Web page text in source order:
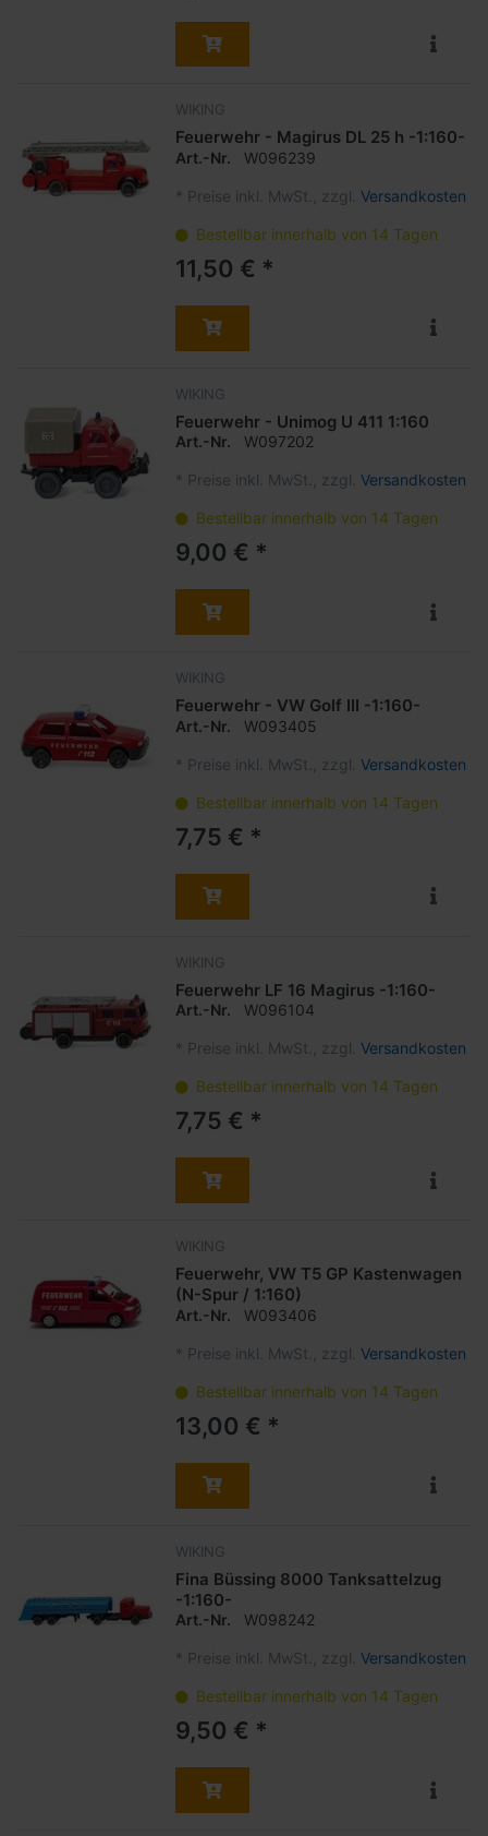
WIKING
Feuerwehr - Magirus DL 25 h -1:160-
Art.-Nr. W096239
* Preise inkl. MwSt., zzgl. Versandkosten
Bestellbar innerhalb von 14 Tagen
11,50 € *
WIKING
Feuerwehr - Unimog U 411 1:160
Art.-Nr. W097202
* Preise inkl. MwSt., zzgl. Versandkosten
Bestellbar innerhalb von 14 Tagen
9,00 € *
WIKING
Feuerwehr - VW Golf III -1:160-
Art.-Nr. W093405
* Preise inkl. MwSt., zzgl. Versandkosten
Bestellbar innerhalb von 14 Tagen
7,75 € *
WIKING
Feuerwehr LF 16 Magirus -1:160-
Art.-Nr. W096104
* Preise inkl. MwSt., zzgl. Versandkosten
Bestellbar innerhalb von 14 Tagen
7,75 € *
WIKING
Feuerwehr, VW T5 GP Kastenwagen
(N-Spur / 1:160)
Art.-Nr. W093406
* Preise inkl. MwSt., zzgl. Versandkosten
Bestellbar innerhalb von 14 Tagen
13,00 € *
WIKING
Fina Büssing 8000 Tanksattelzug
-1:160-
Art.-Nr. W098242
* Preise inkl. MwSt., zzgl. Versandkosten
Bestellbar innerhalb von 14 Tagen
9,50 € *